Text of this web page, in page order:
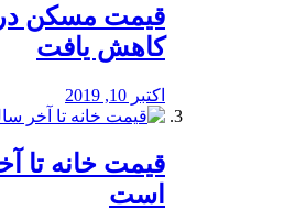
کاهش یافت
اکتبر 10, 2019
قیمت خانه تا
است